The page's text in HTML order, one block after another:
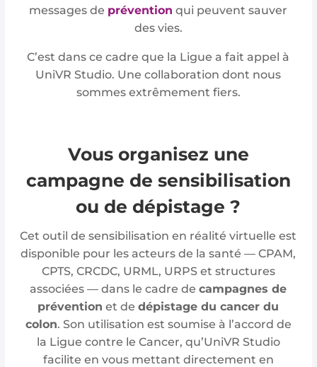
messages de prévention qui peuvent sauver
des vies.
C’est dans ce cadre que la Ligue a fait appel à
UniVR Studio. Une collaboration dont nous
sommes extrêmement fiers.
Vous organisez une
campagne de sensibilisation
ou de dépistage ?
Cet outil de sensibilisation en réalité virtuelle est
disponible pour les acteurs de la santé — CPAM,
CPTS, CRCDC, URML, URPS et structures
associées — dans le cadre decampagnes de
prévention et dedépistage du cancer du
colon. Son utilisation est soumise à l’accord de
la Ligue contre le Cancer, qu’UniVR Studio
facilite en vous mettant directement en